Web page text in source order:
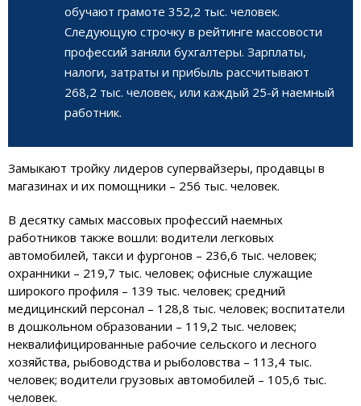
обучают грамоте 352,2 тыс. человек.
Следующую строчку в рейтинге массовости
профессий заняли бухгалтеры. Зарплаты,
налоги, затраты и прибыль рассчитывают
268,2 тыс. человек, или каждый 25-й наемный
работник.
Замыкают тройку лидеров супервайзеры, продавцы в
магазинах и их помощники – 256 тыс. человек.
В десятку самых массовых профессий наемных
работников также вошли: водители легковых
автомобилей, такси и фургонов – 236,6 тыс. человек;
охранники – 219,7 тыс. человек; офисные служащие
широкого профиля – 139 тыс. человек; средний
медицинский персонал – 128,8 тыс. человек; воспитатели
в дошкольном образовании – 119,2 тыс. человек;
неквалифицированные рабочие сельского и лесного
хозяйства, рыбоводства и рыболовства – 113,4 тыс.
человек; водители грузовых автомобилей – 105,6 тыс.
человек.